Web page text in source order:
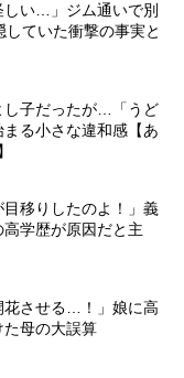
しい…」ジム通いで別
ていた衝撃の事実と
し子だったが…「うど
る小さな違和感【あ
目移りしたのよ！」義
学歴が原因だと主
花させる…！」娘に高
母の大誤算